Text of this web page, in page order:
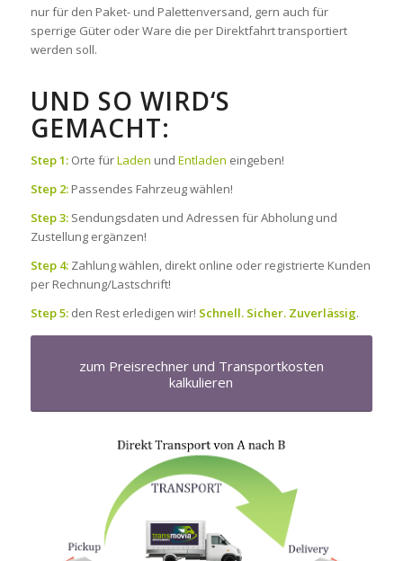
nur für den Paket- und Palettenversand, gern auch für
sperrige Güter oder Ware die per Direktfahrt transportiert
werden soll.
UND SO WIRD‘S
GEMACHT:
Step 1:Orte fürLaden und Entladen eingeben!
Step 2:Passendes Fahrzeug wählen!
Step 3:Sendungsdaten und Adressen für Abholung und
Zustellung ergänzen!
Step 4:Zahlung wählen, direkt online oder registrierte Kunden
per Rechnung/Lastschrift!
Step 5:den Rest erledigen wir! Schnell. Sicher. Zuverlässig.
zum Preisrechner und Transportkosten
kalkulieren